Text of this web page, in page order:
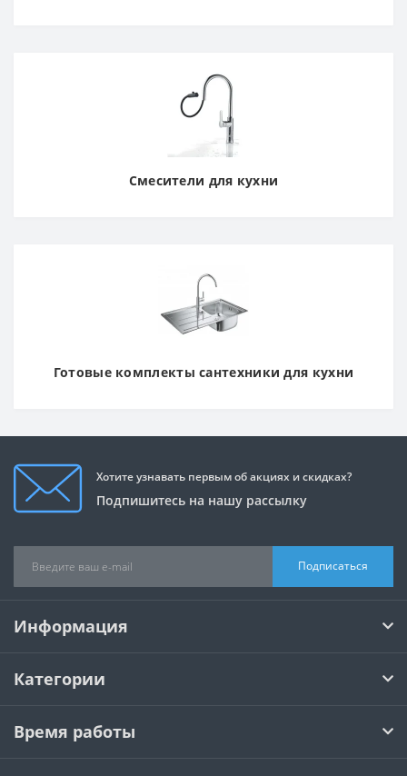
Смесители для кухни
Готовые комплекты сантехники для кухни
Хотите узнавать первым об акциях и скидках?
Подпишитесь на нашу рассылку
Подписаться
Информация
Категории
Время работы